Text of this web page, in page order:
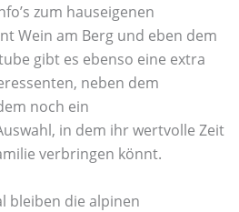
zum hauseigenen
Wein am Berg und eben dem
gibt es ebenso eine extra
neben dem
noch ein
in dem ihr wertvolle Zeit
verbringen könnt.
bleiben die alpinen